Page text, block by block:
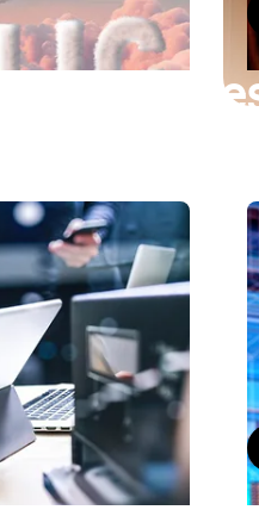
es Ihnen, durch
Unser Developer-
für jeden